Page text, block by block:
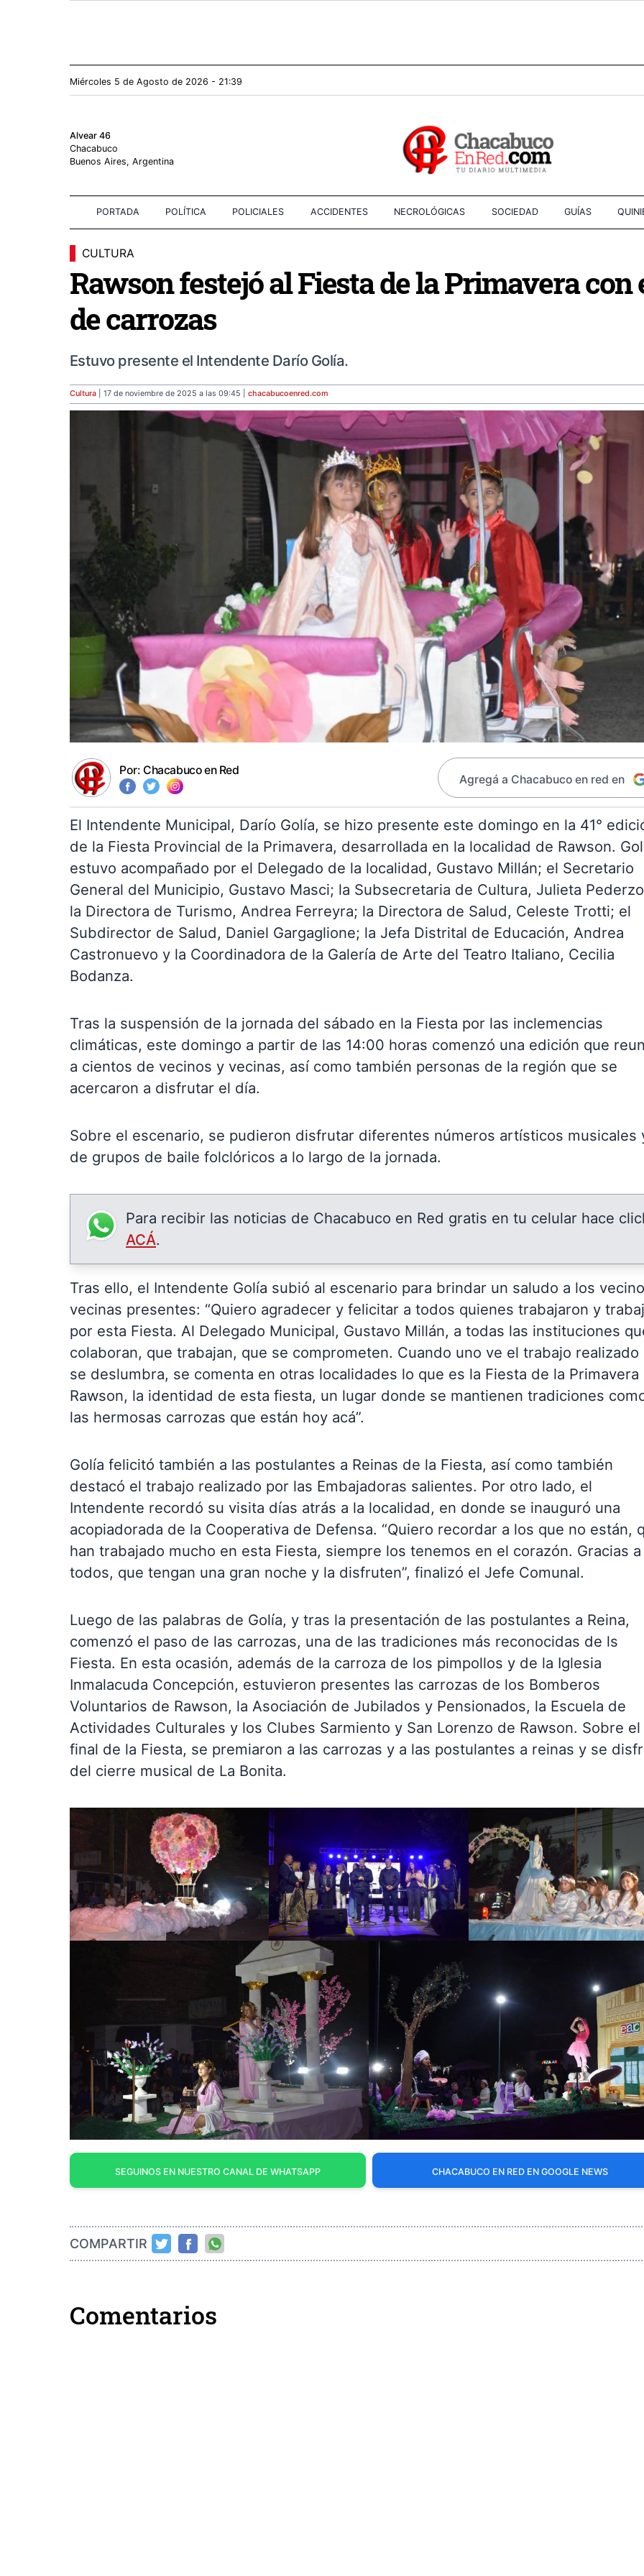
Miércoles 5 de Agosto de 2026 - 21:39
Alvear 46
Chacabuco
Buenos Aires, Argentina
PORTADA POLÍTICA POLICIALES ACCIDENTES NECROLÓGICAS SOCIEDAD GUÍAS
CULTURA
Rawson festejó al Fiesta de la Primavera
de carrozas
Estuvo presente el Intendente Darío Golía.
Cultura | 17 de noviembre de 2025 a las 09:45 | chacabucoenred.com
Por: Chacabuco en Red
Agregá a Chacabuco en red en
El Intendente Municipal, Darío Golía, se hizo presente este domingo en la 41°
de la Fiesta Provincial de la Primavera, desarrollada en la localidad de Rawson.
estuvo acompañado por el Delegado de la localidad, Gustavo Millán; el Secretario
General del Municipio, Gustavo Masci; la Subsecretaria de Cultura, Julieta
la Directora de Turismo, Andrea Ferreyra; la Directora de Salud, Celeste Trotti; el
Subdirector de Salud, Daniel Gargaglione; la Jefa Distrital de Educación, Andrea
Castronuevo y la Coordinadora de la Galería de Arte del Teatro Italiano, Cecilia
Bodanza.
Tras la suspensión de la jornada del sábado en la Fiesta por las inclemencias
climáticas, este domingo a partir de las 14:00 horas comenzó una edición que
a cientos de vecinos y vecinas, así como también personas de la región que se
acercaron a disfrutar el día.
Sobre el escenario, se pudieron disfrutar diferentes números artísticos musicales
de grupos de baile folclóricos a lo largo de la jornada.
Para recibir las noticias de Chacabuco en Red gratis en tu celular hace
ACÁ.
Tras ello, el Intendente Golía subió al escenario para brindar un saludo a los
vecinas presentes: “Quiero agradecer y felicitar a todos quienes trabajaron y
por esta Fiesta. Al Delegado Municipal, Gustavo Millán, a todas las instituciones
colaboran, que trabajan, que se comprometen. Cuando uno ve el trabajo realizado
se deslumbra, se comenta en otras localidades lo que es la Fiesta de la Primavera
Rawson, la identidad de esta fiesta, un lugar donde se mantienen tradiciones
las hermosas carrozas que están hoy acá”.
Golía felicitó también a las postulantes a Reinas de la Fiesta, así como también
destacó el trabajo realizado por las Embajadoras salientes. Por otro lado, el
Intendente recordó su visita días atrás a la localidad, en donde se inauguró una
acopiadorada de la Cooperativa de Defensa. “Quiero recordar a los que no están,
han trabajado mucho en esta Fiesta, siempre los tenemos en el corazón. Gracias a
todos, que tengan una gran noche y la disfruten”, finalizó el Jefe Comunal.
Luego de las palabras de Golía, y tras la presentación de las postulantes a Reina,
comenzó el paso de las carrozas, una de las tradiciones más reconocidas de ls
Fiesta. En esta ocasión, además de la carroza de los pimpollos y de la Iglesia
Inmalacuda Concepción, estuvieron presentes las carrozas de los Bomberos
Voluntarios de Rawson, la Asociación de Jubilados y Pensionados, la Escuela de
Actividades Culturales y los Clubes Sarmiento y San Lorenzo de Rawson. Sobre el
final de la Fiesta, se premiaron a las carrozas y a las postulantes a reinas y se
del cierre musical de La Bonita.
SEGUINOS EN NUESTRO CANAL DE WHATSAPP CHACABUCO EN RED EN GOOGLE NEWS
COMPARTIR
Comentarios